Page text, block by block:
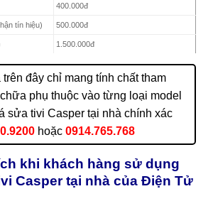
400.000đ
tín hiệu) 500.000đ
1.500.000đ
1.500.000đ
1.500.000đ
Liên hệ 1900.9200
trên đây chỉ mang tính chất tham
phụ thuộc vào từng loại model
sửa tivi Casper tại nhà chính xác
hoặc 0914.765.768
khi khách hàng sử dụng
Casper tại nhà của Điện Tử